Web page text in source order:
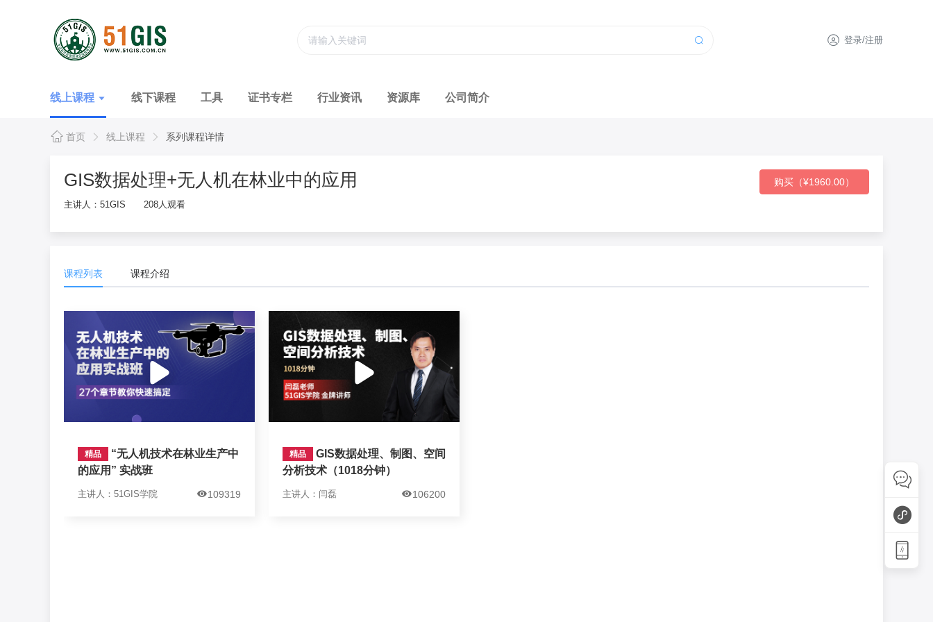
登录/注册
线上课程 线下课程 工具 证书专栏 行业资讯 资源库 公司简介
首页 线上课程 系列课程详情
GIS数据处理+无人机在林业中的应用
主讲人：51GIS 208人观看
购买（¥1960.00）
课程列表 课程介绍
精品
“无人机技术在林业生产中
的应用” 实战班
主讲人：51GIS学院 109319
精品
GIS数据处理、制图、空间
分析技术（1018分钟）
主讲人：闫磊 106200